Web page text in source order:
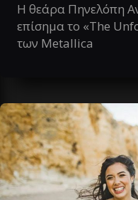
Η θεάρα Πηνελόπη
επίσημα το «The
των Metallica